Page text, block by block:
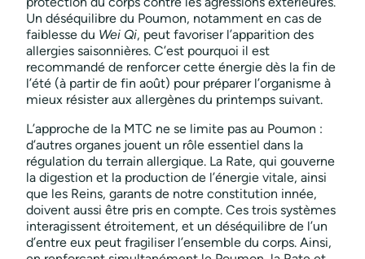
Un déséquilibre du Poumon, notamment en cas de
faiblesse du Wei Qi, peut favoriser l’apparition des
allergies saisonnières. C’est pourquoi il est
recommandé de renforcer cette énergie dès la fin de
l’été (à partir de fin août) pour préparer l’organisme à
mieux résister aux allergènes du printemps suivant.
L’approche de la MTC ne se limite pas au Poumon :
d’autres organes jouent un rôle essentiel dans la
régulation du terrain allergique. La Rate, qui gouverne
la digestion et la production de l’énergie vitale, ainsi
que les Reins, garants de notre constitution innée,
doivent aussi être pris en compte. Ces trois systèmes
interagissent étroitement, et un déséquilibre de l’un
d’entre eux peut fragiliser l’ensemble du corps. Ainsi,